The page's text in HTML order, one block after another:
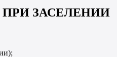
ЗАСЕЛЕНИИ